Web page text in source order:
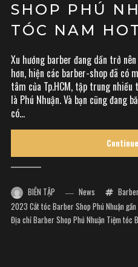
SHOP PHÚ
TÓC NAM
Xu hướng barber đang dần trở
hơn, hiện các barber-shop đã có
tâm của Tp.HCM, tập trung
là Phú Nhuận. Và bạn cũng đang
có...
BIÊN TẬP News
2023 Cắt tóc Barber Shop Phú Nhuận
Địa chỉ Barber Shop Phú Nhuận Tiệm tóc